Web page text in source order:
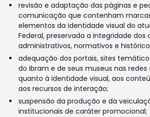
revisão e adaptação das páginas e
comunicação que contenham
elementos da identidade visual do
Federal, preservada a integridade dos
administrativos, normativos e
adequação dos portais, sites
do Ibram e de seus museus nas redes
quanto à identidade visual, aos
aos recursos de interação;
suspensão da produção e da
institucionais de caráter promocional;